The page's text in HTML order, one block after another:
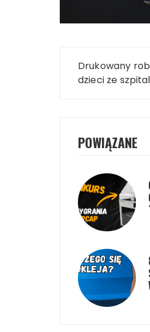
Nawigacja
wpisu
Drukowany
dzieci ze
POWIĄZANE